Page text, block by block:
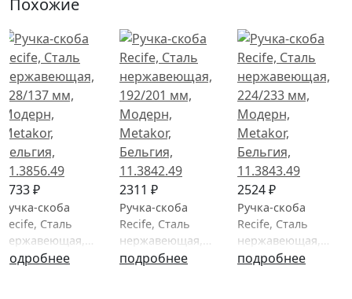
1733 ₽
Ручка-скоба
Recife, Сталь
нержавеющая,
128/137 мм,
подробнее
2311 ₽
Ручка-скоба
Recife, Сталь
нержавеющая,
192/201 мм,
подробнее
2524 ₽
Ручка-скоба
Recife, Сталь
нержавеющая,
224/233 мм,
подробнее